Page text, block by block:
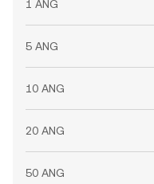
1 ANG
5 ANG
10 ANG
20 ANG
50 ANG